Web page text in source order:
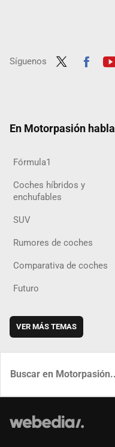
Síguenos
En Motorpasión
Fórmula1
Coches híbridos y
enchufables
SUV
Rumores de coches
Comparativa de coches
Futuro
VER MÁS TEMAS